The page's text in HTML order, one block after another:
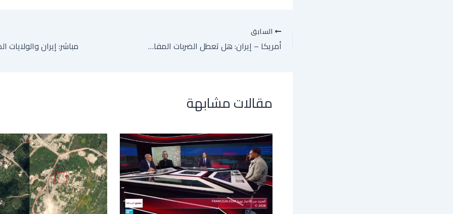
السابق
أمريكا – إيران: هل تعطل الضربات المفاوضات؟
مقالات مشابهة